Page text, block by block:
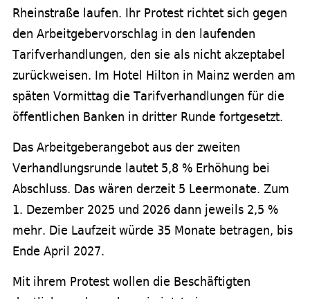
Rheinstraße laufen. Ihr Protest richtet sich gegen
den Arbeitgebervorschlag in den laufenden
Tarifverhandlungen, den sie als nicht akzeptabel
zurückweisen. Im Hotel Hilton in Mainz werden am
späten Vormittag die Tarifverhandlungen für die
öffentlichen Banken in dritter Runde fortgesetzt.
Das Arbeitgeberangebot aus der zweiten
Verhandlungsrunde lautet 5,8 % Erhöhung bei
Abschluss. Das wären derzeit 5 Leermonate. Zum
1. Dezember 2025 und 2026 dann jeweils 2,5 %
mehr. Die Laufzeit würde 35 Monate betragen, bis
Ende April 2027.
Mit ihrem Protest wollen die Beschäftigten